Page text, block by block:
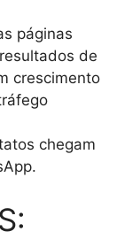
páginas
de
crescimento
chegam